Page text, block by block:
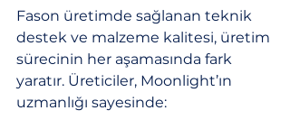
Fason üretimde sağlanan teknik
destek ve malzeme kalitesi, üretim
sürecinin her aşamasında fark
yaratır. Üreticiler, Moonlight’ın
uzmanlığı sayesinde: